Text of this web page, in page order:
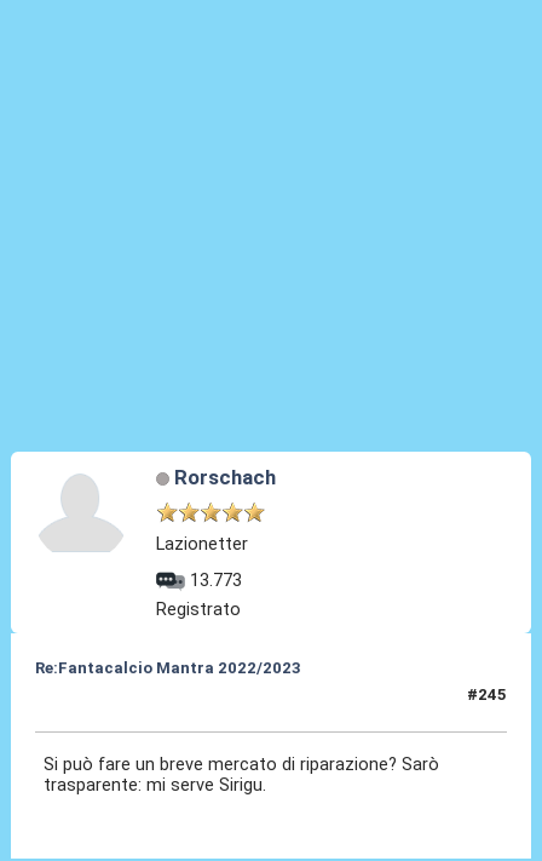
Rorschach
Lazionetter
13.773
Registrato
Re:Fantacalcio Mantra 2022/2023
#245
Si può fare un breve mercato di riparazione? Sarò
trasparente: mi serve Sirigu.